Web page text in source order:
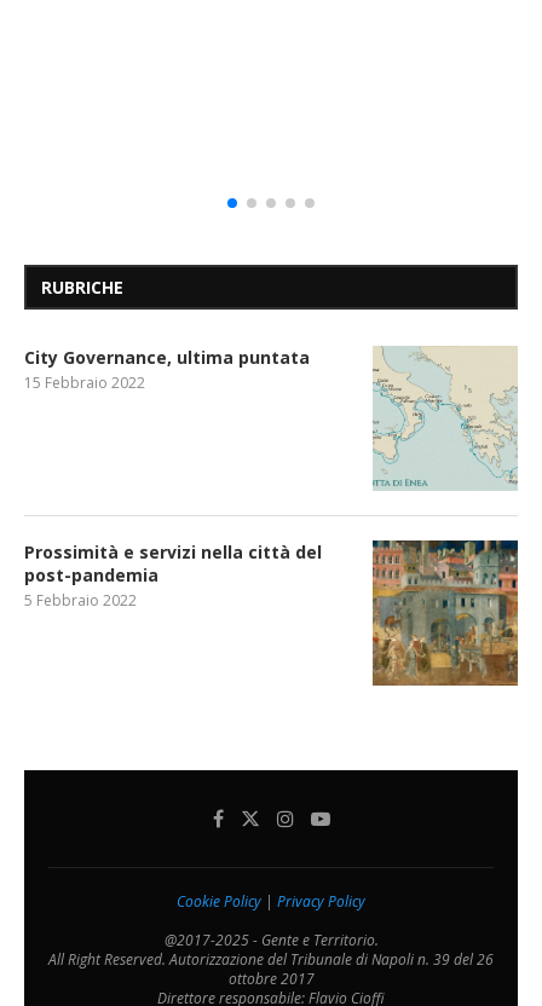
RUBRICHE
City Governance, ultima puntata
15 Febbraio 2022
Prossimità e servizi nella città del
post-pandemia
5 Febbraio 2022
Cookie Policy | Privacy Policy
@2017-2025 - Gente e Territorio.
All Right Reserved. Autorizzazione del Tribunale di Napoli n. 39 del 26
ottobre 2017
Direttore responsabile: Flavio Cioffi